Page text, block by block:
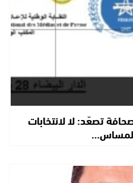
تصعّد: لا لانتخابات